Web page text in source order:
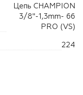
Цепь CHAMPION
3/8"-1,3mm- 66
PRO (VS)
224